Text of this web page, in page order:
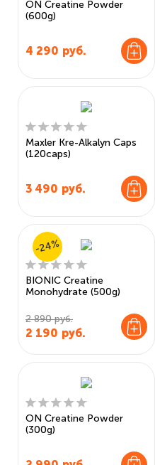
ON Creatine Powder
(600g)
4 290 руб.
Maxler Kre-Alkalyn Caps
(120caps)
3 490 руб.
BIONIC Creatine
Monohydrate (500g)
2 890 руб.
2 190 руб.
-24%
ON Creatine Powder
(300g)